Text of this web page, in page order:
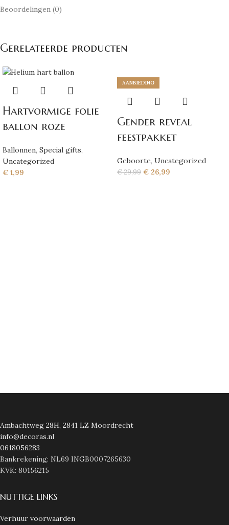
Beoordelingen (0)
Gerelateerde producten
Hartvormige folie
ballon roze
Ballonnen, Special gifts,
Uncategorized
€ 1,99
AANBIEDING
Gender reveal
feestpakket
Geboorte, Uncategorized
€29,99 € 26,99
Ambachtweg 28H, 2841 LZ Moordrecht
info@decoras.nl
0618056283
Bankrekening: NL69 INGB0007265630
KVK: 80156215
NUTTIGE LINKS
Verhuur voorwaarden